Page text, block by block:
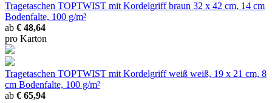
Tragetaschen TOPTWIST mit Kordelgriff braun 32 x 42 cm, 14 cm
Bodenfalte, 100 g/m²
ab € 48,64
pro Karton
Tragetaschen TOPTWIST mit Kordelgriff weiß weiß, 19 x 21 cm, 8
cm Bodenfalte, 100 g/m²
ab € 65,94